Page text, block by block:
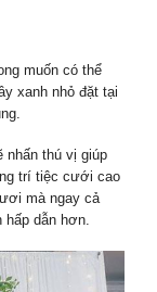
muốn có thể
xanh nhỏ đặt tại
nhấn thú vị giúp
trí tiệc cưới cao
mà ngay cả
dẫn hơn.